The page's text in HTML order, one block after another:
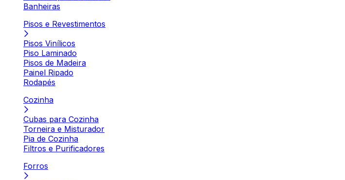
Banheiras
Pisos e Revestimentos
Pisos Vinílicos
Piso Laminado
Pisos de Madeira
Painel Ripado
Rodapés
Cozinha
Cubas para Cozinha
Torneira e Misturador
Pia de Cozinha
Filtros e Purificadores
Forros